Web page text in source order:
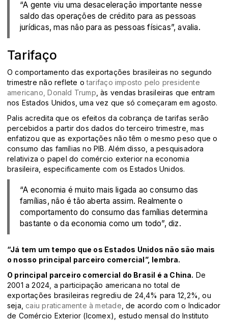
“A gente viu uma desaceleração importante nesse
saldo das operações de crédito para as pessoas
jurídicas, mas não para as pessoas físicas”, avalia.
Tarifaço
O comportamento das exportações brasileiras no segundo
trimestre não reflete otarifaço imposto pelo presidente
americano, Donald Trump , às vendas brasileiras que entram
nos Estados Unidos, uma vez que só começaram em agosto.
Palis acredita que os efeitos da cobrança de tarifas serão
percebidos a partir dos dados do terceiro trimestre, mas
enfatizou que as exportações não têm o mesmo peso que o
consumo das famílias no PIB. Além disso, a pesquisadora
relativiza o papel do comércio exterior na economia
brasileira, especificamente com os Estados Unidos.
“A economia é muito mais ligada ao consumo das
famílias, não é tão aberta assim. Realmente o
comportamento do consumo das famílias determina
bastante o da economia como um todo”, diz.
“Já tem um tempo que os Estados Unidos não são mais
o nosso principal parceiro comercial”, lembra.
O principal parceiro comercial do Brasil é a China. De
2001 a 2024, a participação americana no total de
exportações brasileiras regrediu de 24,4% para 12,2%, ou
seja,caiu praticamente à metade , de acordo com o Indicador
de Comércio Exterior (Icomex), estudo mensal do Instituto